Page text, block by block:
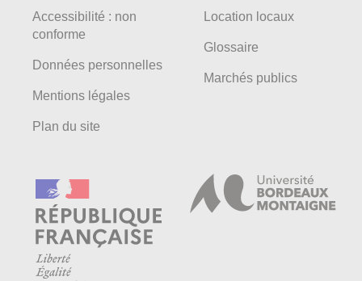
Accessibilité : non
conforme
Données personnelles
Mentions légales
Plan du site
Location locaux
Glossaire
Marchés publics